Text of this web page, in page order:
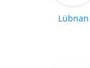
Lübnan